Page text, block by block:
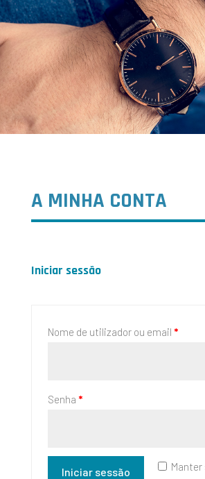
A MINHA CONTA
Iniciar sessão
Nome de utilizador ou email *
Senha *
Iniciar sessão